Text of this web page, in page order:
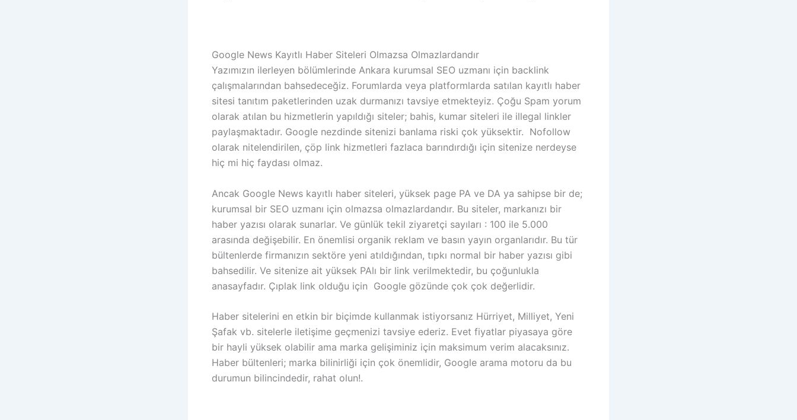
Google News Kayıtlı Haber Siteleri Olmazsa Olmazlardandır
Yazımızın ilerleyen bölümlerinde Ankara kurumsal SEO uzmanı için backlink
çalışmalarından bahsedeceğiz. Forumlarda veya platformlarda satılan kayıtlı haber
sitesi tanıtım paketlerinden uzak durmanızı tavsiye etmekteyiz. Çoğu Spam yorum
olarak atılan bu hizmetlerin yapıldığı siteler; bahis, kumar siteleri ile illegal linkler
paylaşmaktadır. Google nezdinde sitenizi banlama riski çok yüksektir. Nofollow
olarak nitelendirilen, çöp link hizmetleri fazlaca barındırdığı için sitenize nerdeyse
hiç mi hiç faydası olmaz.
Ancak Google News kayıtlı haber siteleri, yüksek page PA ve DA ya sahipse bir de;
kurumsal bir SEO uzmanı için olmazsa olmazlardandır. Bu siteler, markanızı bir
haber yazısı olarak sunarlar. Ve günlük tekil ziyaretçi sayıları : 100 ile 5.000
arasında değişebilir. En önemlisi organik reklam ve basın yayın organlarıdır. Bu tür
bültenlerde firmanızın sektöre yeni atıldığından, tıpkı normal bir haber yazısı gibi
bahsedilir. Ve sitenize ait yüksek PAlı bir link verilmektedir, bu çoğunlukla
anasayfadır. Çıplak link olduğu için Google gözünde çok çok değerlidir.
Haber sitelerini en etkin bir biçimde kullanmak istiyorsanız Hürriyet, Milliyet, Yeni
Şafak vb. sitelerle iletişime geçmenizi tavsiye ederiz. Evet fiyatlar piyasaya göre
bir hayli yüksek olabilir ama marka gelişiminiz için maksimum verim alacaksınız.
Haber bültenleri; marka bilinirliği için çok önemlidir, Google arama motoru da bu
durumun bilincindedir, rahat olun!.